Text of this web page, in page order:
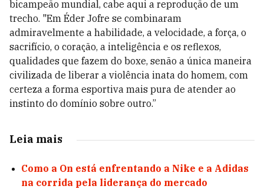
bicampeão mundial, cabe aqui a reprodução de um
trecho. "Em Éder Jofre se combinaram
admiravelmente a habilidade, a velocidade, a força, o
sacrifício, o coração, a inteligência e os reflexos,
qualidades que fazem do boxe, senão a única maneira
civilizada de liberar a violência inata do homem, com
certeza a forma esportiva mais pura de atender ao
instinto do domínio sobre outro.”
Leia mais
Como a On está enfrentando a Nike e a Adidas
na corrida pela liderança do mercado